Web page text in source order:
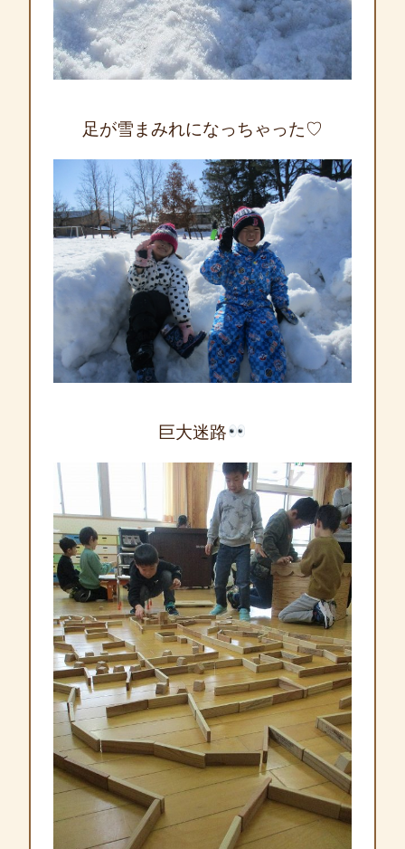
足が雪まみれになっちゃった♡
巨大迷路